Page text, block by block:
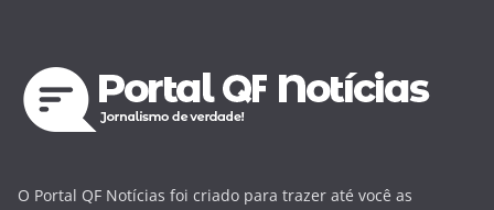
O Portal QF Notícias foi criado para trazer até você as